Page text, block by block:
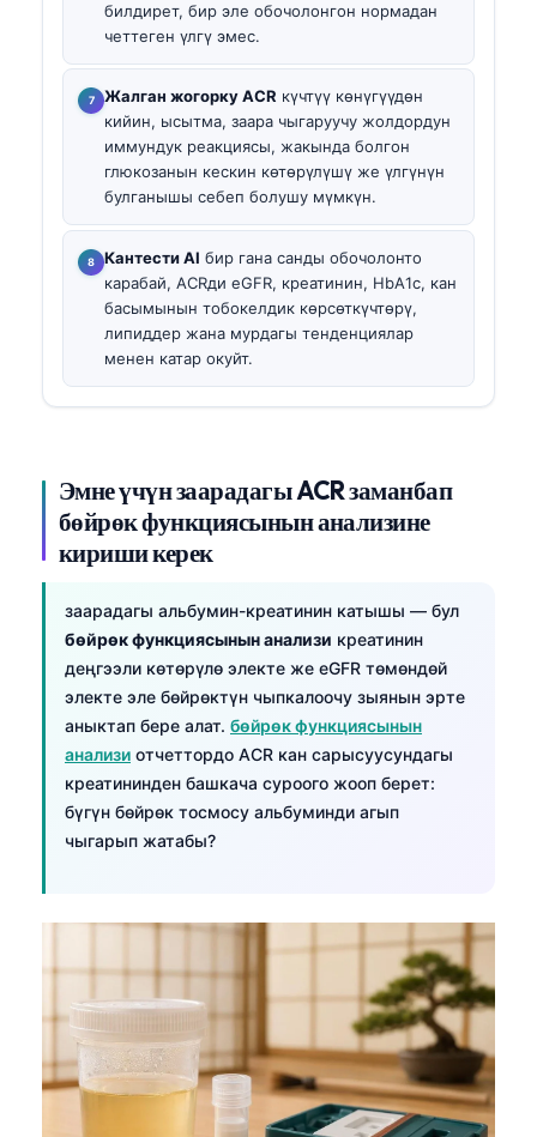
билдирет, бир эле обочолонгон нормадан
четтеген үлгү эмес.
Жалган жогорку ACR күчтүү көнүгүүдөн
кийин, ысытма, заара чыгаруучу жолдордун
иммундук реакциясы, жакында болгон
глюкозанын кескин көтөрүлүшү же үлгүнүн
булганышы себеп болушу мүмкүн.
Кантести AI бир гана санды обочолонто
карабай, ACRди eGFR, креатинин, HbA1c, кан
басымынын тобокелдик көрсөткүчтөрү,
липиддер жана мурдагы тенденциялар
менен катар окуйт.
Эмне үчүн заарадагы ACR заманбап
бөйрөк функциясынын анализине
кириши керек
заарадагы альбумин-креатинин катышы — бул
бөйрөк функциясынын анализи креатинин
деңгээли көтөрүлө электе же eGFR төмөндөй
электе эле бөйрөктүн чыпкалоочу зыянын эрте
аныктап бере алат. бөйрөк функциясынын
анализи отчеттордо ACR кан сарысуусундагы
креатининден башкача суроого жооп берет:
бүгүн бөйрөк тосмосу альбуминди агып
чыгарып жатабы?